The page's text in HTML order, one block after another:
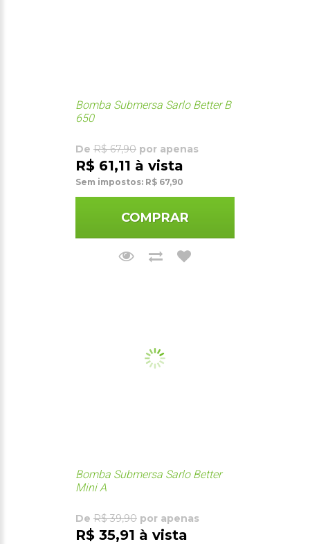
Bomba Submersa Sarlo Better B
650
De R$ 67,90 por apenas
R$ 61,11 à vista
Sem impostos: R$ 67,90
COMPRAR
Bomba Submersa Sarlo Better
Mini A
De R$ 39,90 por apenas
R$ 35,91 à vista